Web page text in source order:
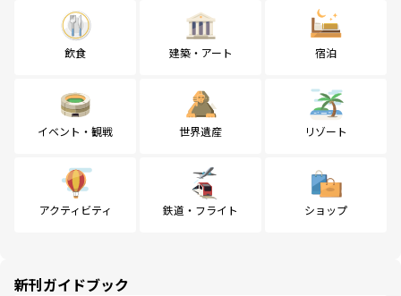
飲食 建築・アート 宿泊
イベント・観戦 世界遺産 リゾート
アクティビティ 鉄道・フライト ショップ
新刊ガイドブック